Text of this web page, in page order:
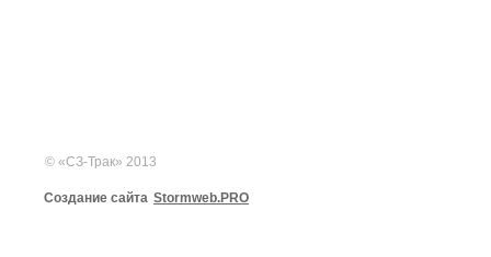
© «СЗ-Трак» 2013
Создание сайта Stormweb.PRO